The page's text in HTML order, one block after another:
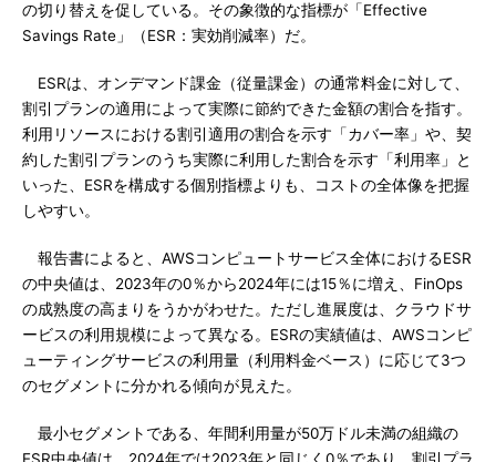
の切り替えを促している。その象徴的な指標が「Effective
Savings Rate」（ESR：実効削減率）だ。
ESRは、オンデマンド課金（従量課金）の通常料金に対して、
割引プランの適用によって実際に節約できた金額の割合を指す。
利用リソースにおける割引適用の割合を示す「カバー率」や、契
約した割引プランのうち実際に利用した割合を示す「利用率」と
いった、ESRを構成する個別指標よりも、コストの全体像を把握
しやすい。
報告書によると、AWSコンピュートサービス全体におけるESR
の中央値は、2023年の0％から2024年には15％に増え、FinOps
の成熟度の高まりをうかがわせた。ただし進展度は、クラウドサ
ービスの利用規模によって異なる。ESRの実績値は、AWSコンピ
ューティングサービスの利用量（利用料金ベース）に応じて3つ
のセグメントに分かれる傾向が見えた。
最小セグメントである、年間利用量が50万ドル未満の組織の